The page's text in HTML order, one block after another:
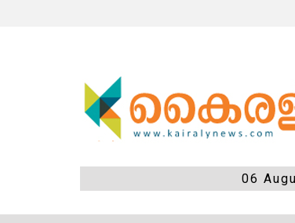
06